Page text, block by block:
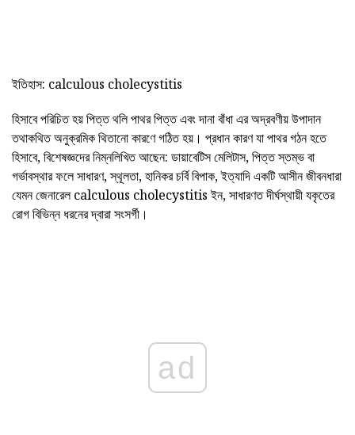
ইতিহাস: calculous cholecystitis
হিসাবে পরিচিত হয় পিত্ত থলি পাথর পিত্ত এবং দানা বাঁধা এর অদ্রবণীয় উপাদান
তথাকথিত অনুক্রমিক থিতানো কারণে গঠিত হয়। প্রধান কারণ যা পাথর গঠন হতে
হিসাবে, বিশেষজ্ঞদের নিম্নলিখিত আছেন: ডায়াবেটিস মেলিটাস, পিত্ত স্তম্ভ বা
গর্ভাবস্থার ফলে সাধারণ, স্থূলতা, হানিকর চর্বি বিপাক, ইত্যাদি একটি আসীন জীবনধারা
যেমন জেনারেল calculous cholecystitis ইন, সাধারণত দীর্ঘস্থায়ী যকৃতের
রোগ বিভিন্ন ধরনের দ্বারা সংসর্গী।
ad